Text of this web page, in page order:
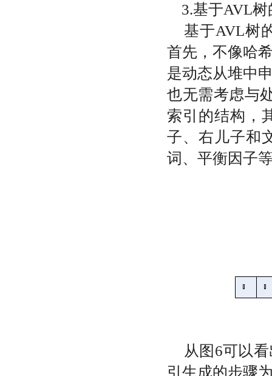
3.基于AVL树
基于AVL树
首先，不像哈
是动态从堆中
也无需考虑与
索引的结构，
子、右儿子和
词、平衡因子
从图 6可以
引生成的步骤